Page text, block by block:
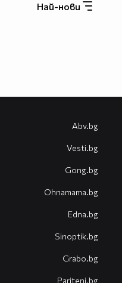
Най-нови
Abv.bg
Vesti.bg
Gong.bg
Оhnamama.bg
Edna.bg
Sinoptik.bg
Grabo.bg
Pariteni.bg